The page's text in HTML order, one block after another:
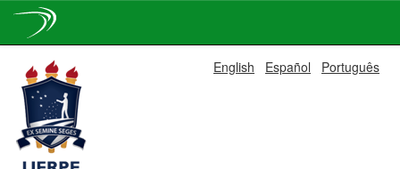
navigation
English Español Português